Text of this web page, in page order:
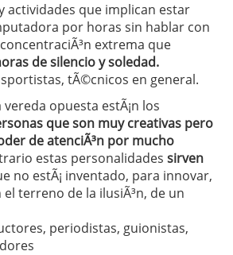
actividades que implican estar
por horas sin hablar con
extrema que
de silencio y soledad.
tÃ©cnicos en general.
vereda opuesta estÃ¡n los
que son muy creativas pero
de atenciÃ³n por mucho
estas personalidades sirven
no estÃ¡ inventado, para innovar,
terreno de la ilusiÃ³n, de un
periodistas, guionistas,